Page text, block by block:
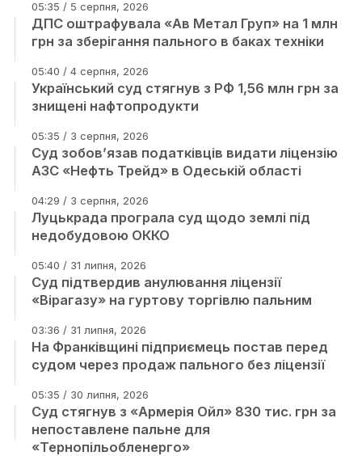
05:35 / 5 серпня, 2026
ДПС оштрафувала «Ав Метал Груп» на 1 млн
грн за зберігання пального в баках техніки
05:40 / 4 серпня, 2026
Український суд стягнув з РФ 1,56 млн грн за
знищені нафтопродукти
05:35 / 3 серпня, 2026
Суд зобов’язав податківців видати ліцензію
АЗС «Нефть Трейд» в Одеській області
04:29 / 3 серпня, 2026
Луцькрада програла суд щодо землі під
недобудовою ОККО
05:40 / 31 липня, 2026
Суд підтвердив анулювання ліцензії
«Вірагазу» на гуртову торгівлю пальним
03:36 / 31 липня, 2026
На Франківщині підприємець постав перед
судом через продаж пального без ліцензії
05:35 / 30 липня, 2026
Суд стягнув з «Армерія Ойл» 830 тис. грн за
непоставлене пальне для
«Тернопільобленерго»